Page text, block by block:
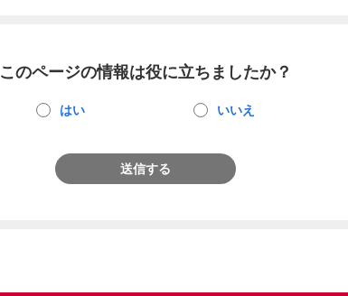
このページの情報は役に立ちましたか？
はい いいえ
送信する